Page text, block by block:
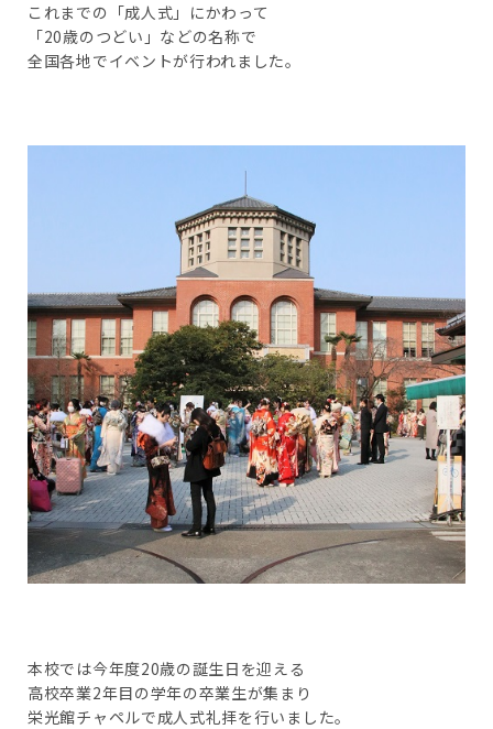
これまでの「成人式」にかわって
「20歳のつどい」などの名称で
全国各地でイベントが行われました。
本校では今年度20歳の誕生日を迎える
高校卒業2年目の学年の卒業生が集まり
栄光館チャペルで成人式礼拝を行いました。